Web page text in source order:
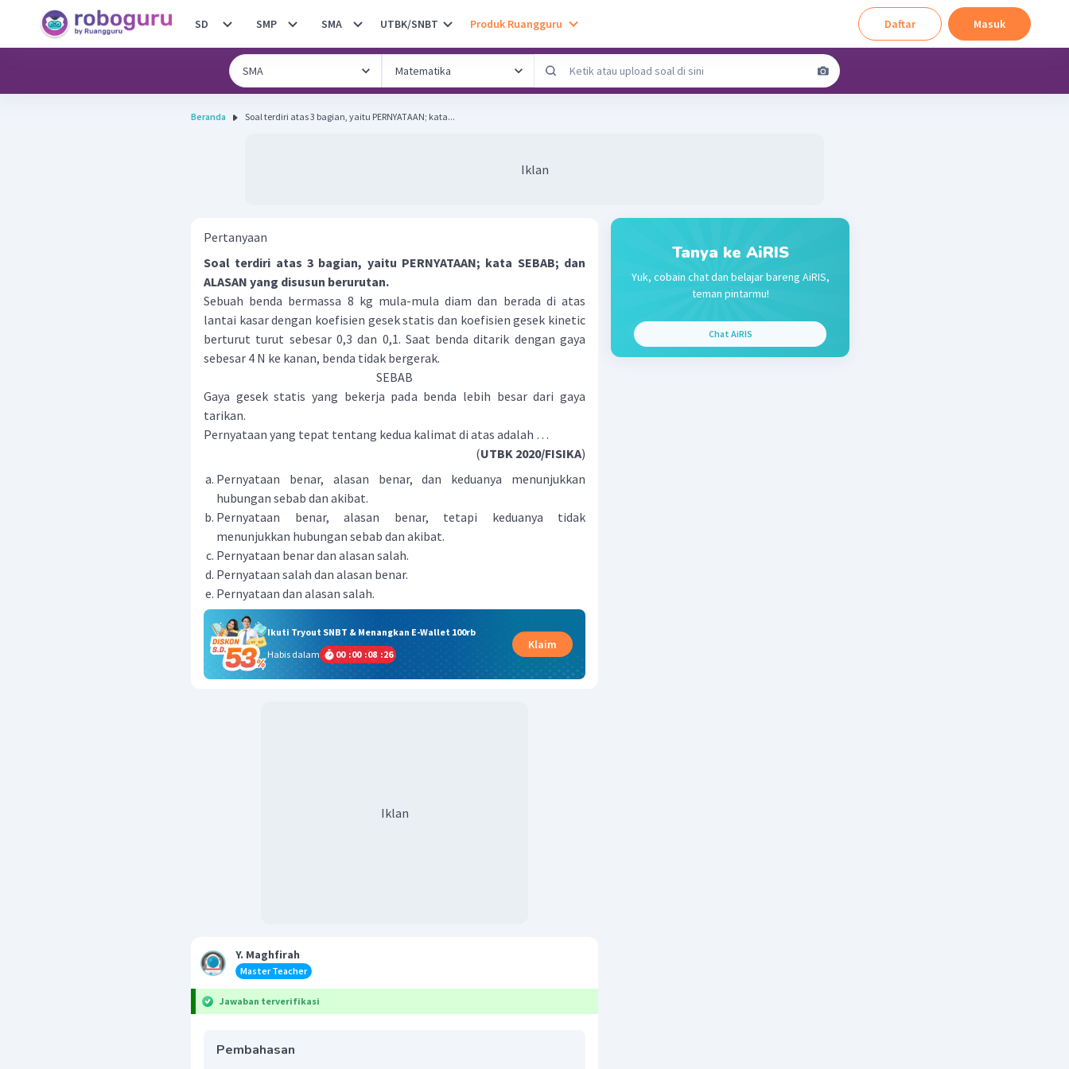
SD SMP SMA UTBK/SNBT Produk Ruangguru Daftar Masuk
Beranda Soal terdiri atas 3 bagian, yaitu PERNYATAAN; kata...
Iklan
Pertanyaan
Soal terdiri atas 3 bagian, yaitu PERNYATAAN; kata SEBAB; dan
ALASAN yang disusun berurutan.
Sebuah benda bermassa 8 kg mula-mula diam dan berada di atas
lantai kasar dengan koefisien gesek statis dan koefisien gesek kinetic
berturut turut sebesar 0,3 dan 0,1. Saat benda ditarik dengan gaya
sebesar 4 N ke kanan, benda tidak bergerak.
SEBAB
Gaya gesek statis yang bekerja pada benda lebih besar dari gaya
tarikan.
Pernyataan yang tepat tentang kedua kalimat di atas adalah …
(UTBK 2020/FISIKA)
Pernyataan benar, alasan benar, dan keduanya menunjukkan
hubungan sebab dan akibat.
Pernyataan benar, alasan benar, tetapi keduanya tidak
menunjukkan hubungan sebab dan akibat.
Pernyataan benar dan alasan salah.
Pernyataan salah dan alasan benar.
Pernyataan dan alasan salah.
Ikuti Tryout SNBT & Menangkan E-Wallet 100rb
Habis dalam
00 :00 :08 :25
Klaim
Iklan
Y. Maghfirah
Master Teacher
Jawaban terverifikasi
Pembahasan
Tanya ke AiRIS
Yuk, cobain chat dan belajar bareng AiRIS,
teman pintarmu!
Chat AiRIS